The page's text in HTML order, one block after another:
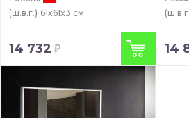
(ш.в.г.) 61x61x3 см.
14 732 14